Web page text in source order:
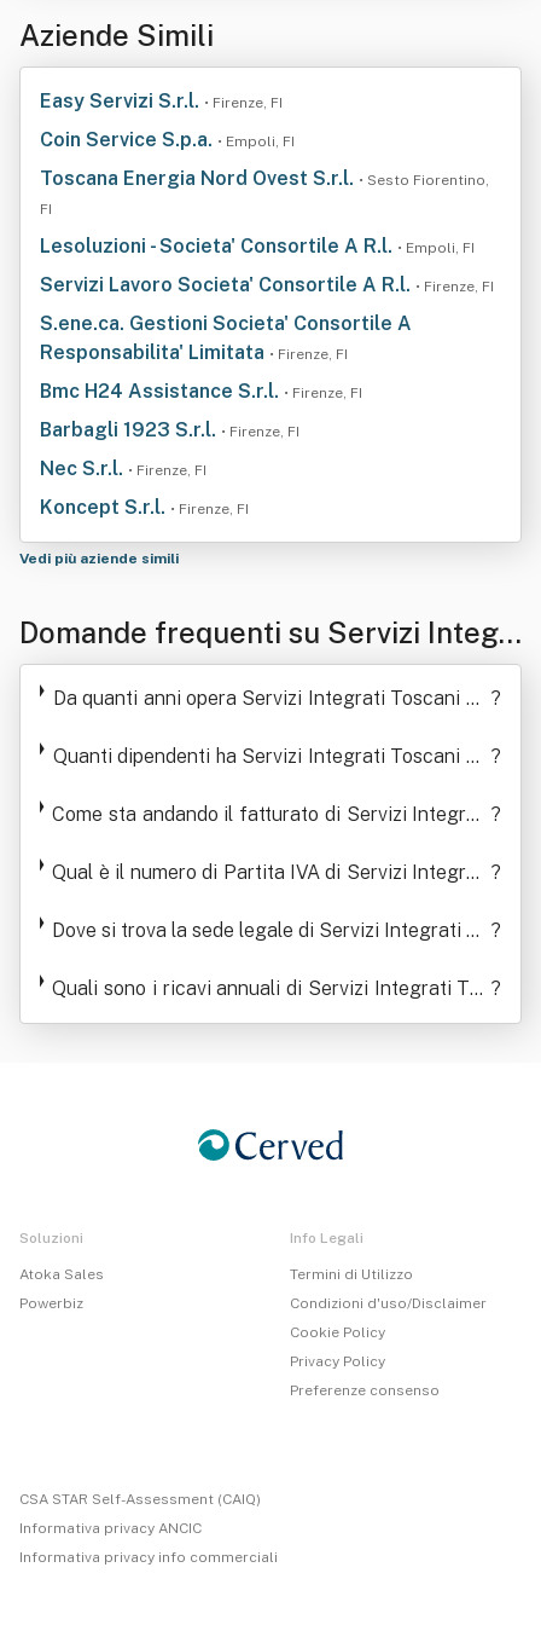
Aziende Simili
Easy Servizi S.r.l. • Firenze, FI
Coin Service S.p.a. • Empoli, FI
Toscana Energia Nord Ovest S.r.l. • Sesto Fiorentino,
FI
Lesoluzioni - Societa' Consortile A R.l. • Empoli, FI
Servizi Lavoro Societa' Consortile A R.l. • Firenze, FI
S.ene.ca. Gestioni Societa' Consortile A
Responsabilita' Limitata • Firenze, FI
Bmc H24 Assistance S.r.l. • Firenze, FI
Barbagli 1923 S.r.l. • Firenze, FI
Nec S.r.l. • Firenze, FI
Koncept S.r.l. • Firenze, FI
Vedi più aziende simili
Domande frequenti su Servizi Integr
ati Toscani Società Cooperativa Cons
ortile In Sigla S.i.t. Società Cooperati
va Consortile
Da quanti anni opera Servizi Integrati Toscani So
à Cooperativa Consortile
?
Quanti dipendenti ha Servizi Integrati Toscani So
à Cooperativa Consortile
?
Come sta andando il fatturato di Servizi Integrati
S.i.t. Società Cooperativa Consortile
?
Qual è il numero di Partita IVA di Servizi Integrati
S.i.t. Società Cooperativa Consortile
?
Dove si trova la sede legale di Servizi Integrati To
t. Società Cooperativa Consortile
?
Quali sono i ricavi annuali di Servizi Integrati Tos
cani Società Cooperativa Consortile In Sigla S.i.t.
?
Soluzioni
Atoka Sales
Powerbiz
Info Legali
Termini di Utilizzo
Condizioni d'uso/Disclaimer
Cookie Policy
Privacy Policy
Preferenze consenso
CSA STAR Self-Assessment (CAIQ)
Informativa privacy ANCIC
Informativa privacy info commerciali